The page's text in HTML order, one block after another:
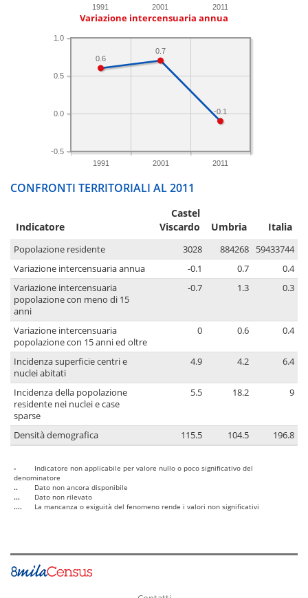
1991 2001 2011
Variazione intercensuaria annua
1991 2001 2011
-0.5
0.0
0.5
1.0
-0.1
0.7
0.6
CONFRONTI TERRITORIALI AL 2011
Indicatore
Castel
Viscardo
Umbria Italia
Popolazione residente 3028 884268
59433744
Variazione intercensuaria annua
-0.1 0.7
0.4
Variazione intercensuaria
popolazione con meno di 15
anni
-0.7 1.3 0.3
Variazione intercensuaria
popolazione con 15 anni ed oltre
0 0.6 0.4
Incidenza superficie centri e
nuclei abitati
4.9 4.2 6.4
Incidenza della popolazione
residente nei nuclei e case
sparse
5.5 18.2 9
Densità demografica 115.5 104.5 196.8
-
Indicatore non applicabile per valore nullo o poco significativo del
denominatore
..
Dato non ancora disponibile
...
Dato non rilevato
....
La mancanza o esiguità del fenomeno rende i valori non significativi